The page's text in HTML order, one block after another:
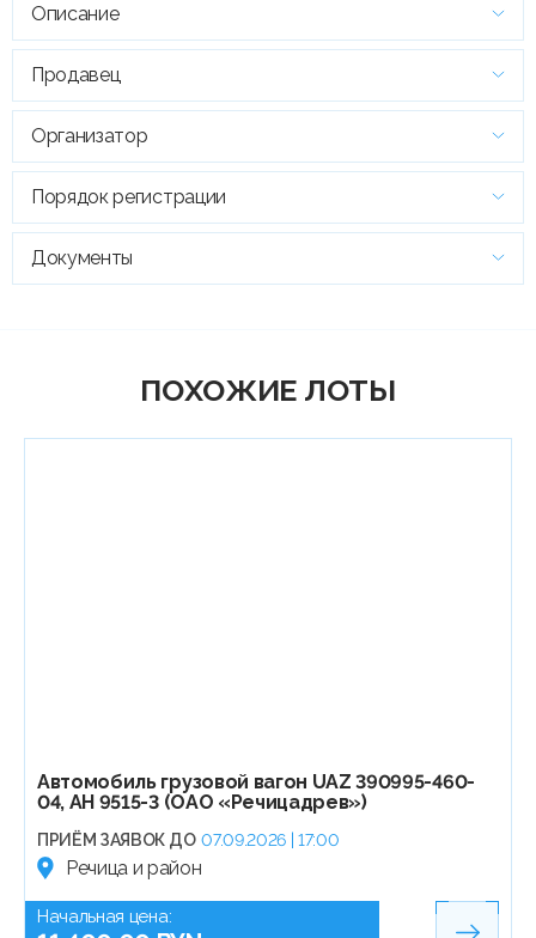
Описание
Продавец
Организатор
Порядок регистрации
Документы
ПОХОЖИЕ ЛОТЫ
Автомобиль грузовой вагон UAZ 390995-460-
04, АН 9515-3 (ОАО «Речицадрев»)
ПРИЁМ ЗАЯВОК ДО 07.09.2026 | 17:00
Речица и район
Начальная цена: